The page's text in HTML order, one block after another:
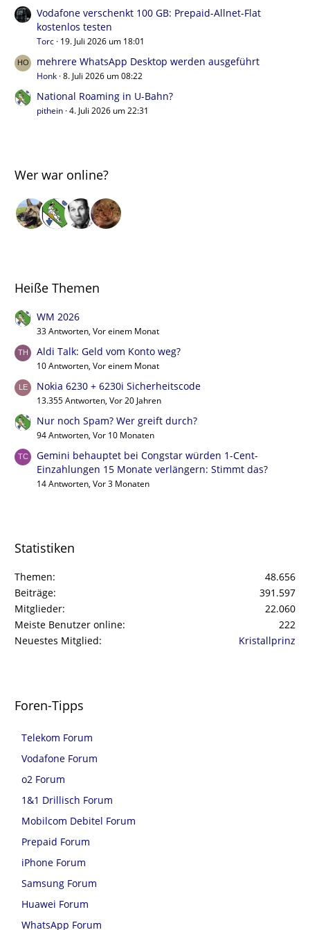
Vodafone verschenkt 100 GB: Prepaid-Allnet-Flat
kostenlos testen
Torc 19. Juli 2026 um 18:01
mehrere WhatsApp Desktop werden ausgeführt
Honk 8. Juli 2026 um 08:22
National Roaming in U-Bahn?
pithein 4. Juli 2026 um 22:31
Wer war online?
Heiße Themen
WM 2026
33 Antworten, Vor einem Monat
Aldi Talk: Geld vom Konto weg?
10 Antworten, Vor einem Monat
Nokia 6230 + 6230i Sicherheitscode
13.355 Antworten, Vor 20 Jahren
Nur noch Spam? Wer greift durch?
94 Antworten, Vor 10 Monaten
Gemini behauptet bei Congstar würden 1-Cent-
Einzahlungen 15 Monate verlängern: Stimmt das?
14 Antworten, Vor 3 Monaten
Statistiken
Themen
48.656
Beiträge
391.597
Mitglieder
22.060
Meiste Benutzer online
222
Neuestes Mitglied
Kristallprinz
Foren-Tipps
Telekom Forum
Vodafone Forum
o2 Forum
1&1 Drillisch Forum
Mobilcom Debitel Forum
Prepaid Forum
iPhone Forum
Samsung Forum
Huawei Forum
WhatsApp Forum